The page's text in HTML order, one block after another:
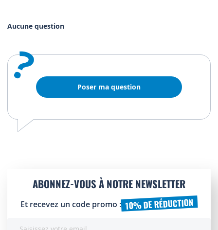
Aucune question
? Poser ma question
ABONNEZ-VOUS À NOTRE NEWSLETTER
Et recevez un code promo : 10% DE RÉDUCTION